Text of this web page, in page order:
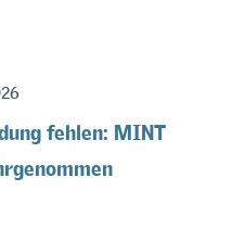
fehlen: MINT